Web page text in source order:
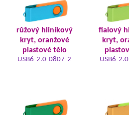
růžový hliníkový
kryt, oranžové
plastové tělo
USB6-2.0-0807-2
fialový
kryt,
USB6-